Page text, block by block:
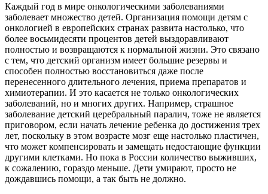
Каждый год в мире онкологическими заболеваниями
заболевает множество детей. Организация помощи детям с
онкологией в европейских странах развита настолько, что
более восьмидесяти процентов детей выздоравливают
полностью и возвращаются к нормальной жизни. Это связано
с тем, что детский организм имеет большие резервы и
способен полностью восстановиться даже после
перенесенного длительного лечения, приема препаратов и
химиотерапии. И это касается не только онкологических
заболеваний, но и многих других. Например, страшное
заболевание детский церебральный паралич, тоже не является
приговором, если начать лечение ребенка до достижения трех
лет, поскольку в этом возрасте мозг еще настолько пластичен,
что может компенсировать и замещать недостающие функции
другими клетками. Но пока в России количество выживших,
к сожалению, гораздо меньше. Дети умирают, просто не
дождавшись помощи, а так быть не должно.